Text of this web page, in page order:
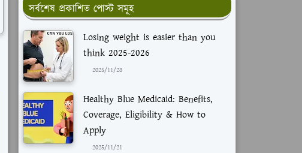
সর্বশেষ প্রকাশিত পোস্ট সমূহ
Losing weight is easier than you
think 2025-2026
2025/11/28
Healthy Blue Medicaid: Benefits,
Coverage, Eligibility & How to
Apply
2025/11/21